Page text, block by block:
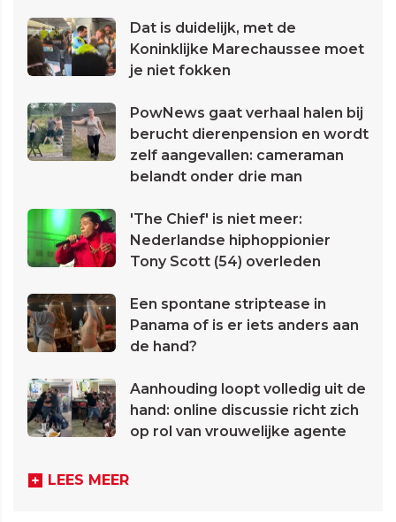
Dat is duidelijk, met de
Koninklijke Marechaussee moet
je niet fokken
PowNews gaat verhaal halen bij
berucht dierenpension en wordt
zelf aangevallen: cameraman
belandt onder drie man
'The Chief' is niet meer:
Nederlandse hiphoppionier
Tony Scott (54) overleden
Een spontane striptease in
Panama of is er iets anders aan
de hand?
Aanhouding loopt volledig uit de
hand: online discussie richt zich
op rol van vrouwelijke agente
LEES MEER